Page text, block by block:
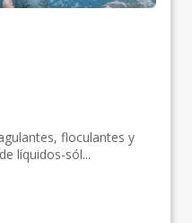
floculantes y
líquidos-sól...